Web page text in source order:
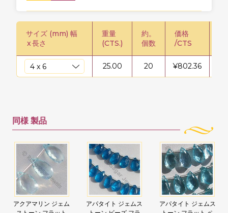
サイズ (mm) 幅
x長さ
重量
(CTS.)
約。
個数
価格
/CTS
25.00 20 ¥802.36
同様 製品
アクアマリン ジェム
アパタイト ジェムス
アパタイト ジェムス